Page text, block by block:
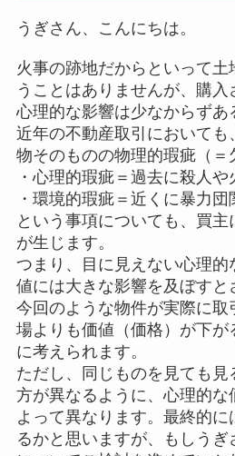
うぎさん、こんにちは。
火事の跡地だからといって
うことはありませんが、購
心理的な影響は少なからずあ
近年の不動産取引においても
物そのものの物理的瑕疵（＝
・心理的瑕疵＝過去に殺人や
・環境的瑕疵＝近くに暴力
という事項についても、買
が生じます。
つまり、目に見えない心理的
値には大きな影響を及ぼすと
今回のような物件が実際に取
場よりも価値（価格）が下が
に考えられます。
ただし、同じものを見ても見
方が異なるように、心理的な
よって異なります。最終的
るかと思いますが、もしう